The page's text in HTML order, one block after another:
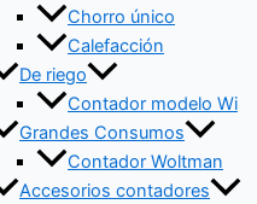
Chorro único
Calefacción
De riego
Contador modelo Wi
Grandes Consumos
Contador Woltman
Accesorios contadores